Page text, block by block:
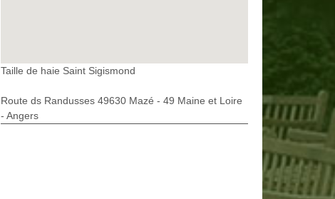
Taille de haie Saint Sigismond
Route ds Randusses 49630 Mazé - 49 Maine et Loire
- Angers